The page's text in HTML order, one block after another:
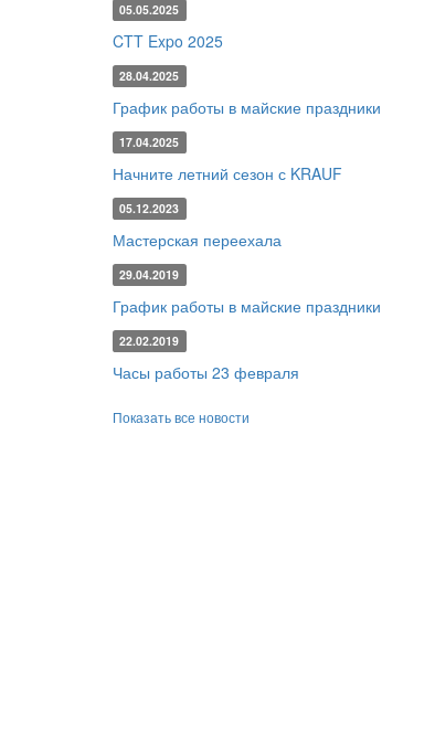
05.05.2025
CTT Expo 2025
28.04.2025
График работы в майские праздники
17.04.2025
Начните летний сезон с KRAUF
05.12.2023
Мастерская переехала
29.04.2019
График работы в майские праздники
22.02.2019
Часы работы 23 февраля
Показать все новости